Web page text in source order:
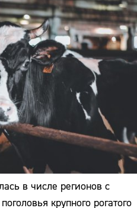
в числе регионов с
крупного рогатого